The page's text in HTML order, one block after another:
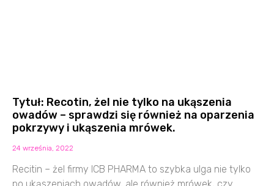
Tytuł: Recotin, żel nie tylko na ukąszenia
owadów – sprawdzi się również na oparzenia
pokrzywy i ukąszenia mrówek.
24 września, 2022
Recitin – żel firmy ICB PHARMA to szybka ulga nie tylko
po ukąszeniach owadów, ale również mrówek, czy